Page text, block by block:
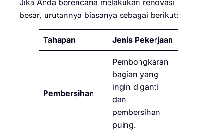
Jika Anda berencana melakukan renovasi
besar, urutannya biasanya sebagai berikut:
Tahapan Jenis Pekerjaan
Pembersihan
Pembongkaran
bagian yang
ingin diganti
dan
pembersihan
puing.